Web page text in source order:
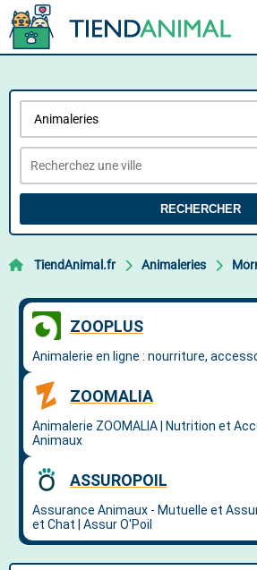
RECHERCHER
TiendAnimal.fr Animaleries